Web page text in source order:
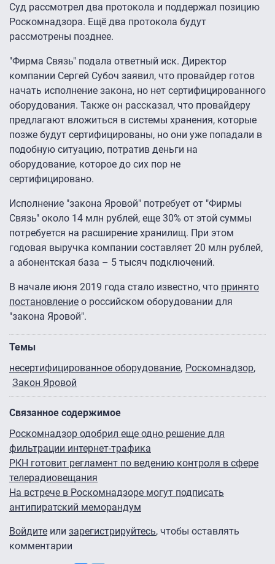
Суд рассмотрел два протокола и поддержал позицию
Роскомнадзора. Ещё два протокола будут
рассмотрены позднее.
"Фирма Связь" подала ответный иск. Директор
компании Сергей Субоч заявил, что провайдер готов
начать исполнение закона, но нет сертифицированного
оборудования. Также он рассказал, что провайдеру
предлагают вложиться в системы хранения, которые
позже будут сертифицированы, но они уже попадали в
подобную ситуацию, потратив деньги на
оборудование, которое до сих пор не
сертифицировано.
Исполнение "закона Яровой" потребует от "Фирмы
Связь" около 14 млн рублей, еще 30% от этой суммы
потребуется на расширение хранилищ. При этом
годовая выручка компании составляет 20 млн рублей,
а абонентская база – 5 тысяч подключений.
В начале июня 2019 года стало известно, что принято
постановление о российском оборудовании для
"закона Яровой".
Темы
несертифицированное оборудование Роскомнадзор
Закон Яровой
Связанное содержимое
Роскомнадзор одобрил еще одно решение для
фильтрации интернет-трафика
РКН готовит регламент по ведению контроля в сфере
телерадиовещания
На встрече в Роскомнадзоре могут подписать
антипиратский меморандум
Войдите или зарегистрируйтесь, чтобы оставлять
комментарии